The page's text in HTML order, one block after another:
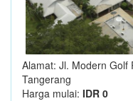
Alamat: Jl. Modern Golf
Tangerang
Harga mulai: IDR 0